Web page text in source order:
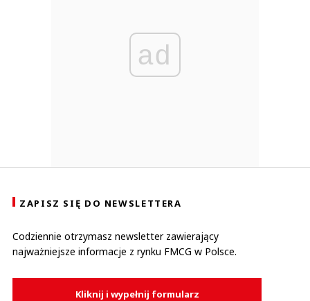
ad
ZAPISZ SIĘ DO NEWSLETTERA
Codziennie otrzymasz newsletter zawierający
najważniejsze informacje z rynku FMCG w Polsce.
Kliknij i wypełnij formularz